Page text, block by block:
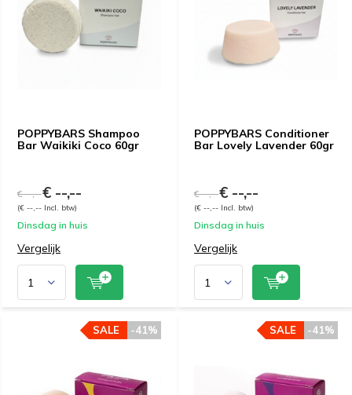
POPPYBARS Shampoo
Bar Waikiki Coco 60gr
€ --,--€ --,--
(€ --,-- Incl. btw)
Dinsdag in huis
Vergelijk
POPPYBARS Conditioner
Bar Lovely Lavender 60gr
€ --,--€ --,--
(€ --,-- Incl. btw)
Dinsdag in huis
Vergelijk
-41%
SALE -41%
SALE